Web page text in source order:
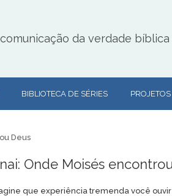
da verdade bíblica
BIBLIOTECA DE SÉRIES PROJETOS
Deus
Onde Moisés
que experiência tremenda você ouvir